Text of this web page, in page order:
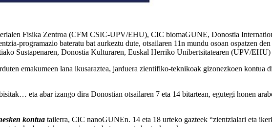
Fisika Zentroa (CFM CSIC-UPV/EHU), CIC biomaGUNE, Donostia
programazio bateratu bat aurkeztu dute, otsailaren 11n mundu osoan ospatzen den
Sustapenaren, Donostia Kulturaren, Euskal Herriko Unibertsitatearen (UPV/
emakumeen lana ikusaraztea, jarduera zientifiko-teknikoak gizonezkoen kontua
eta abar izango dira Donostian otsailaren 7 eta 14 bitartean, egutegi honen
kontua tailerra, CIC nanoGUNEn. 14 eta 18 urteko gazteek “zientzialari eta